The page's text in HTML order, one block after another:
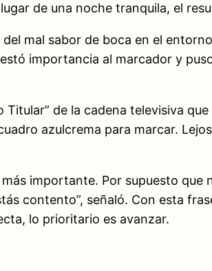
de una noche tranquila, el
mal sabor de boca en el
importancia al marcador y
Titular” de la cadena televisiva
azulcrema para marcar.
importante. Por supuesto
contento”, señaló. Con esta
lo prioritario es avanzar.